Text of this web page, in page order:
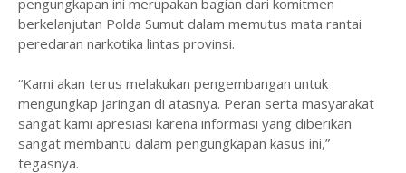
berkelanjutan Polda Sumut dalam memutus mata rantai
peredaran narkotika lintas provinsi.
“Kami akan terus melakukan pengembangan untuk
mengungkap jaringan di atasnya. Peran serta masyarakat
sangat kami apresiasi karena informasi yang diberikan
sangat membantu dalam pengungkapan kasus ini,”
tegasnya.